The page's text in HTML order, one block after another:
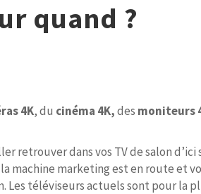
quand ?
4K, du cinéma 4K,des moniteurs
retrouver dans vos TV de salon
machine marketing est en route et
téléviseurs actuels sont pour la